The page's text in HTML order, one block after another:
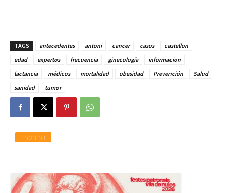
TAGS antecedentes antoni cancer casos
castellon
edad
expertos frecuencia ginecología
informacion
lactancia
médicos mortalidad obesidad Prevención
Salud
sanidad
tumor
Imprimir